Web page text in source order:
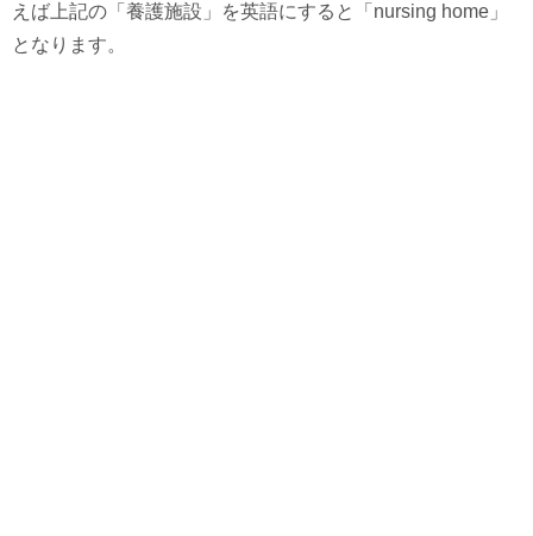
えば上記の「養護施設」を英語にすると「nursing home」
となります。